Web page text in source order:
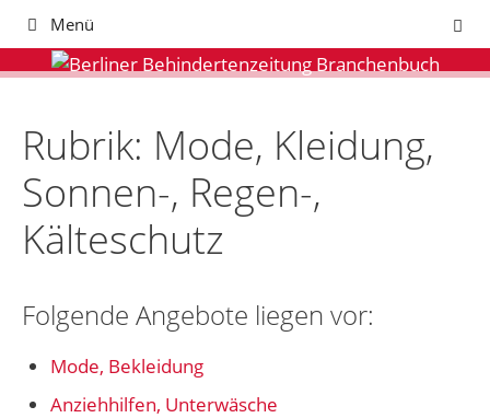
Zum
springen
Menü
Rubrik: Mode, Kleidung,
Sonnen-, Regen-,
Kälteschutz
Folgende Angebote liegen vor:
Mode, Bekleidung
Anziehhilfen, Unterwäsche